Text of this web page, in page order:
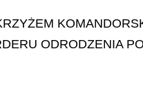
ODRODZENIA